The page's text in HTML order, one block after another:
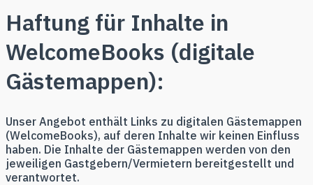
Haftung für Inhalte in
WelcomeBooks (digitale
Gästemappen):
Unser Angebot enthält Links zu digitalen Gästemappen
(WelcomeBooks), auf deren Inhalte wir keinen Einfluss
haben. Die Inhalte der Gästemappen werden von den
jeweiligen Gastgebern/Vermietern bereitgestellt und
verantwortet.